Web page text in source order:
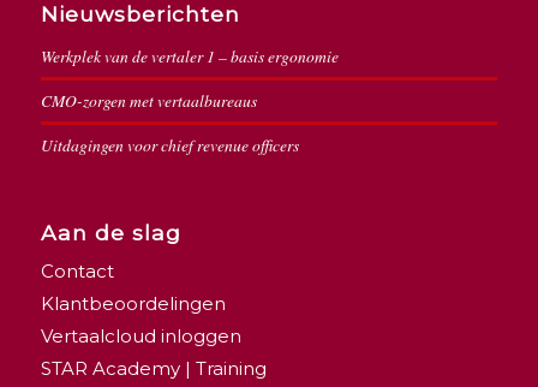
Nieuwsberichten
Werkplek van de vertaler 1 – basis ergonomie
CMO-zorgen met vertaalbureaus
Uitdagingen voor chief revenue officers
Aan de slag
Contact
Klantbeoordelingen
Vertaalcloud inloggen
STAR Academy | Training